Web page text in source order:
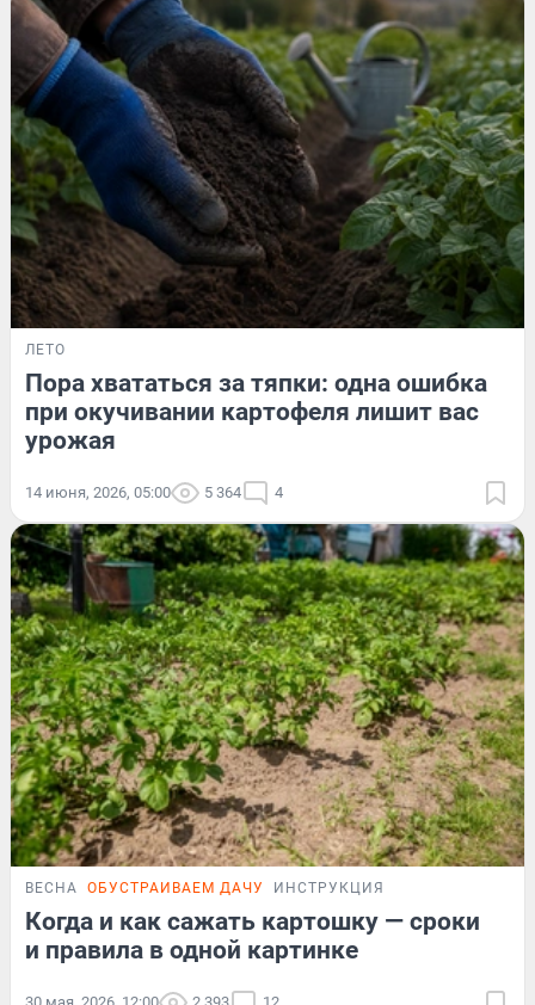
ЛЕТО
Пора хвататься за тяпки: одна ошибка
при окучивании картофеля лишит вас
урожая
14 июня, 2026, 05:00 5 364 4
ВЕСНА ОБУСТРАИВАЕМ ДАЧУ ИНСТРУКЦИЯ
Когда и как сажать картошку — сроки
и правила в одной картинке